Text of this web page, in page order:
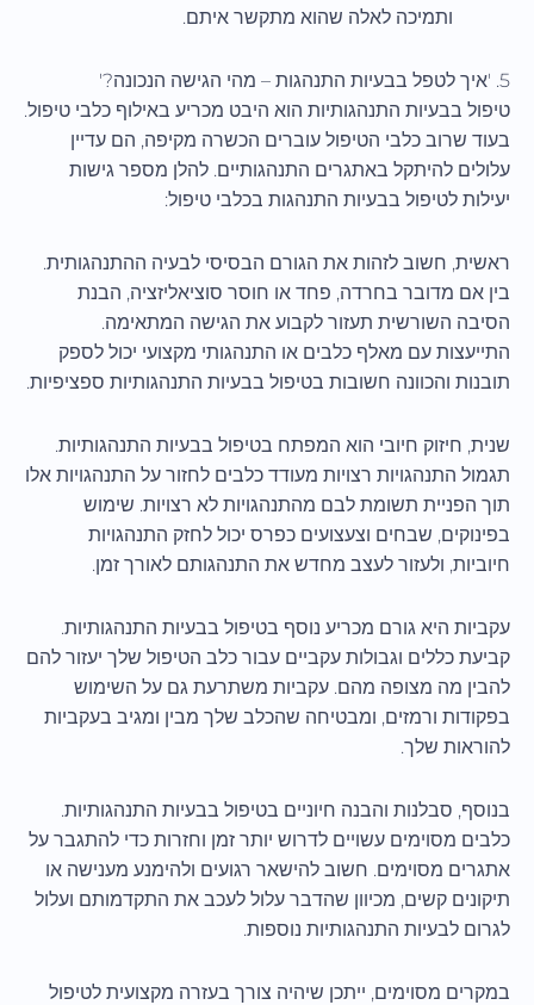
ותמיכה לאלה שהוא מתקשר איתם.
5. 'איך לטפל בבעיות התנהגות – מהי הגישה הנכונה?'
טיפול בבעיות התנהגותיות הוא היבט מכריע באילוף כלבי טיפול.
בעוד שרוב כלבי הטיפול עוברים הכשרה מקיפה, הם עדיין
עלולים להיתקל באתגרים התנהגותיים. להלן מספר גישות
יעילות לטיפול בבעיות התנהגות בכלבי טיפול:
ראשית, חשוב לזהות את הגורם הבסיסי לבעיה ההתנהגותית.
בין אם מדובר בחרדה, פחד או חוסר סוציאליזציה, הבנת
הסיבה השורשית תעזור לקבוע את הגישה המתאימה.
התייעצות עם מאלף כלבים או התנהגותי מקצועי יכול לספק
תובנות והכוונה חשובות בטיפול בבעיות התנהגותיות ספציפיות.
שנית, חיזוק חיובי הוא המפתח בטיפול בבעיות התנהגותיות.
תגמול התנהגויות רצויות מעודד כלבים לחזור על התנהגויות אלו
תוך הפניית תשומת לבם מהתנהגויות לא רצויות. שימוש
בפינוקים, שבחים וצעצועים כפרס יכול לחזק התנהגויות
חיוביות, ולעזור לעצב מחדש את התנהגותם לאורך זמן.
עקביות היא גורם מכריע נוסף בטיפול בבעיות התנהגותיות.
קביעת כללים וגבולות עקביים עבור כלב הטיפול שלך יעזור להם
להבין מה מצופה מהם. עקביות משתרעת גם על השימוש
בפקודות ורמזים, ומבטיחה שהכלב שלך מבין ומגיב בעקביות
להוראות שלך.
בנוסף, סבלנות והבנה חיוניים בטיפול בבעיות התנהגותיות.
כלבים מסוימים עשויים לדרוש יותר זמן וחזרות כדי להתגבר על
אתגרים מסוימים. חשוב להישאר רגועים ולהימנע מענישה או
תיקונים קשים, מכיוון שהדבר עלול לעכב את התקדמותם ועלול
לגרום לבעיות התנהגותיות נוספות.
במקרים מסוימים, ייתכן שיהיה צורך בעזרה מקצועית לטיפול